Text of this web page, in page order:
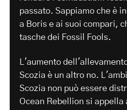
passato. Sappiamo che è
a Boris e ai suoi compari,
tasche dei Fossil Fools.
L'aumento
Scozia è un altro no.
Scozia non può essere
Ocean Rebellion si appella